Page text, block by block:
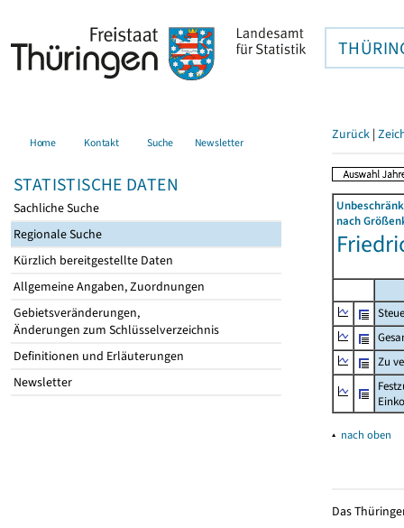
Home Kontakt Suche Newsletter
STATISTISCHE DATEN
Sachliche Suche
Regionale Suche
Kürzlich bereitgestellte Daten
Allgemeine Angaben, Zuordnungen
Gebietsveränderungen,
Änderungen zum Schlüsselverzeichnis
Definitionen und Erläuterungen
Newsletter
Zurück |
nach
Zu
▴ nach oben
Das